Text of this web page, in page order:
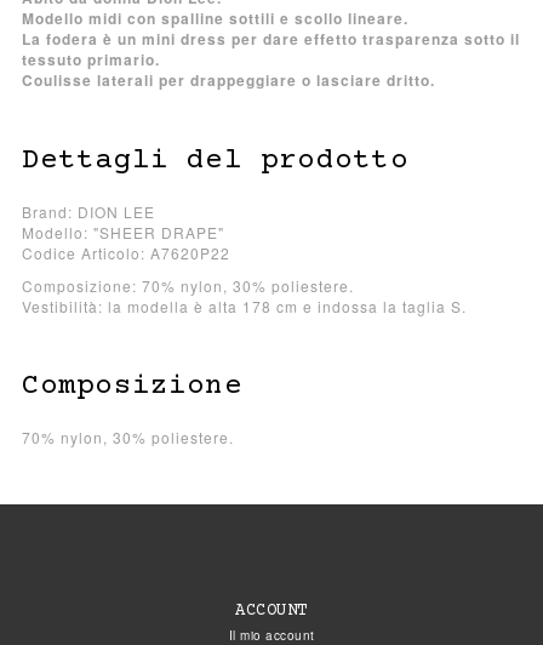
Modello midi con spalline sottili e scollo lineare.
La fodera è un mini dress per dare effetto trasparenza sotto il
tessuto primario.
Coulisse laterali per drappeggiare o lasciare dritto.
Dettagli del prodotto
Brand: DION LEE
Modello: "SHEER DRAPE"
Codice Articolo: A7620P22
Composizione: 70% nylon, 30% poliestere.
Vestibilità: la modella è alta 178 cm e indossa la taglia S.
Composizione
70% nylon, 30% poliestere.
ACCOUNT
Il mio account